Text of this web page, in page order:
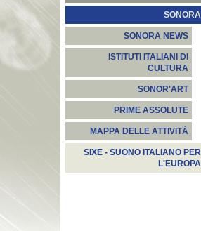
SONORA
SONORA NEWS
ISTITUTI ITALIANI DI
CULTURA
SONOR'ART
PRIME ASSOLUTE
MAPPA DELLE ATTIVITÀ
SIXE - SUONO ITALIANO PER
L'EUROPA